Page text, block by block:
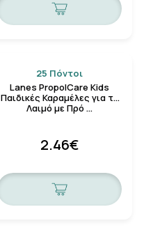
25 Πόντοι
Lanes PropolCare Kids
Παιδικές Καραμέλες για το
Λαιμό με Πρό …
2.46€